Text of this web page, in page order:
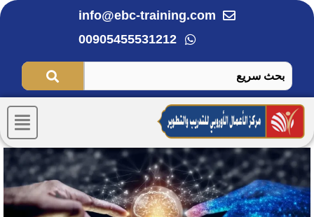
تخطي
info@ebc-training.com
00905455531212